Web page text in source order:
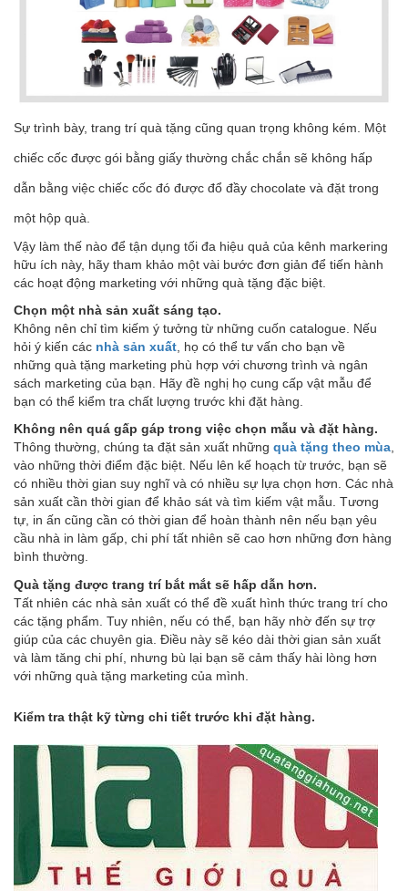
Sự trình bày, trang trí quà tặng cũng quan trọng không kém. Một
chiếc cốc được gói bằng giấy thường chắc chắn sẽ không hấp
dẫn bằng việc chiếc cốc đó được đổ đầy chocolate và đặt trong
một hộp quà.
Vậy làm thế nào để tận dụng tối đa hiệu quả của kênh markering
hữu ích này, hãy tham khảo một vài bước đơn giản để tiến hành
các hoạt động marketing với những quà tặng đặc biệt.
Chọn một nhà sản xuất sáng tạo.
Không nên chỉ tìm kiếm ý tưởng từ những cuốn catalogue. Nếu
hỏi ý kiến các nhà sản xuất , họ có thể tư vấn cho bạn về
những quà tặng marketing phù hợp với chương trình và ngân
sách marketing của bạn. Hãy đề nghị họ cung cấp vật mẫu để
bạn có thể kiểm tra chất lượng trước khi đặt hàng.
Không nên quá gấp gáp trong việc chọn mẫu và đặt hàng.
Thông thường, chúng ta đặt sản xuất những quà tặng theo mùa
vào những thời điểm đặc biệt. Nếu lên kế hoạch từ trước, bạn sẽ
có nhiều thời gian suy nghĩ và có nhiều sự lựa chọn hơn. Các nhà
sản xuất cần thời gian để khảo sát và tìm kiếm vật mẫu. Tương
tự, in ấn cũng cần có thời gian để hoàn thành nên nếu bạn yêu
cầu nhà in làm gấp, chi phí tất nhiên sẽ cao hơn những đơn hàng
bình thường.
Quà tặng được trang trí bắt mắt sẽ hấp dẫn hơn.
Tất nhiên các nhà sản xuất có thể đề xuất hình thức trang trí cho
các tặng phẩm. Tuy nhiên, nếu có thể, bạn hãy nhờ đến sự trợ
giúp của các chuyên gia. Điều này sẽ kéo dài thời gian sản xuất
và làm tăng chi phí, nhưng bù lại bạn sẽ cảm thấy hài lòng hơn
với những quà tặng marketing của mình.
Kiểm tra thật kỹ từng chi tiết trước khi đặt hàng.